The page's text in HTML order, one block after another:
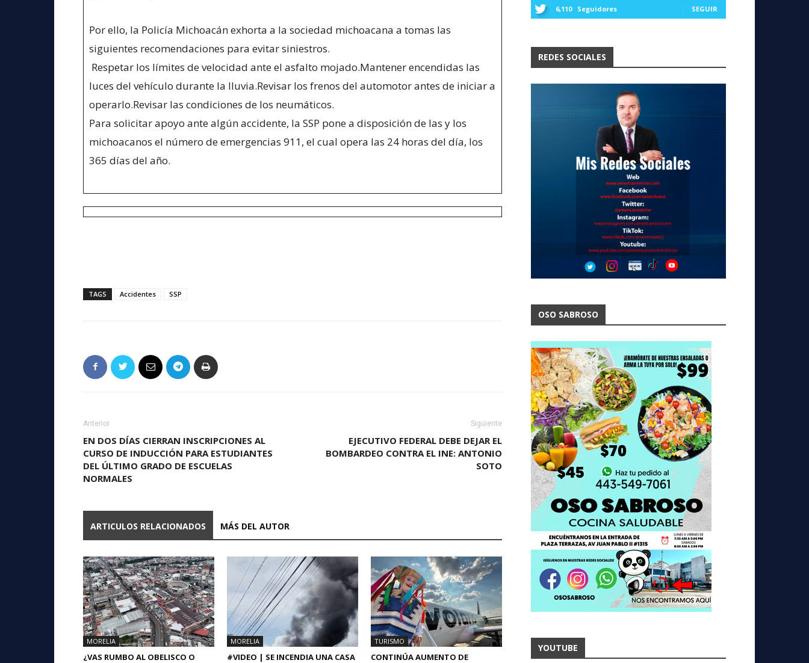
Por ello, la Policía Michoacán exhorta a la sociedad michoacana a tomas las
siguientes recomendaciones para evitar siniestros.
Respetar los límites de velocidad ante el asfalto mojado.Mantener encendidas las
luces del vehículo durante la lluvia.Revisar los frenos del automotor antes de iniciar a
operarlo.Revisar las condiciones de los neumáticos.
Para solicitar apoyo ante algún accidente, la SSP pone a disposición de las y los
michoacanos el número de emergencias 911, el cual opera las 24 horas del día, los
365 días del año.
TAGS Accidentes SSP
Anterior
EN DOS DÍAS CIERRAN INSCRIPCIONES AL
CURSO DE INDUCCIÓN PARA ESTUDIANTES
DEL ÚLTIMO GRADO DE ESCUELAS
NORMALES
Siguiente
EJECUTIVO FEDERAL DEBE DEJAR EL
BOMBARDEO CONTRA EL INE: ANTONIO
SOTO
ARTICULOS RELACIONADOS MÁS DEL AUTOR
MORELIA
¿VAS RUMBO AL OBELISCO O
MORELIA
#VIDEO | SE INCENDIA UNA CASA
TURISMO
CONTINÚA AUMENTO DE
6,110 Seguidores SEGUIR
REDES SOCIALES
OSO SABROSO
YOUTUBE